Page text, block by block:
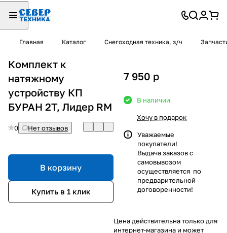
Главная Каталог Снегоходная техника, з/ч
Комплект к
натяжному
устройству КП
БУРАН 2Т, Лидер RM
0 Нет отзывов
В корзину
Купить в 1 клик
7 950 p
В наличии
Хочу в подарок
Уважаемые
покупатели!
Выдача заказов с
самовывозом
осуществляется по
предварительной
договоренности!
Цена действительна только для
интернет-магазина и может